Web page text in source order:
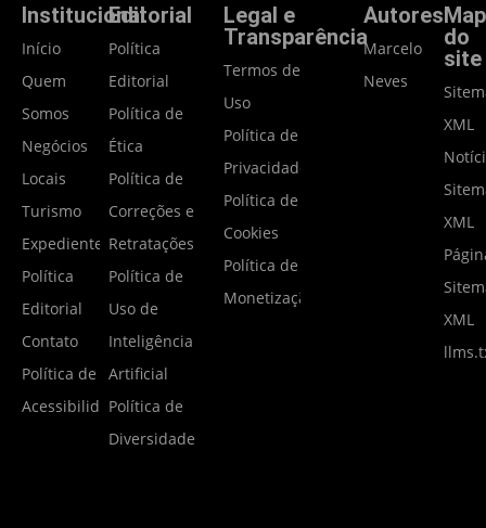
Institucional
Início
Quem
Somos
Negócios
Locais
Turismo
Expediente
Política
Editorial
Contato
Política de
Acessibilidade
Editorial
Política
Editorial
Política de
Ética
Política de
Correções e
Retratações
Política de
Uso de
Inteligência
Artificial
Política de
Diversidade
Legal e
Transparência
Termos de
Uso
Política de
Privacidade
Política de
Cookies
Política de
Monetização
Autores
Marcelo
Neves
do
site
XML
XML
XML